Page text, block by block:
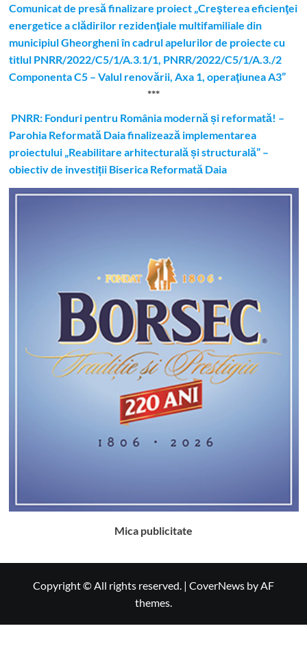
Comunicat de presă finalizare proiect „Creşterea eficienţei
energetice a clădirilor rezidenţiale multifamiliale din
municipiul Gheorgheni în cadrul apelurilor de proiecte cu
titlul PNRR/2022/C5/1/A.3.1/1, PNRR/2022/C5/1/A.3./2
Componenta C5 – Valul renovării, Axa 1, operaţiunea A3”
***
PNRR: Fonduri pentru România modernă și reformată! –
Parohia Reformată Daia finalizează implementarea
proiectului „Reabilitare arhitecturală și structurală” –
obiectiv de investiții Biserica Reformată Daia
Mica publicitate
Copyright © All rights reserved. | CoverNews by AF
themes.